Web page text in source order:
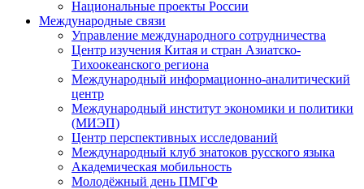
Национальные проекты России
Международные связи
Управление международного сотрудничества
Центр изучения Китая и стран Азиатско-
Тихоокеанского региона
Международный информационно-аналитический
центр
Международный институт экономики и политики
(МИЭП)
Центр перспективных исследований
Международный клуб знатоков русского языка
Академическая мобильность
Молодёжный день ПМГФ